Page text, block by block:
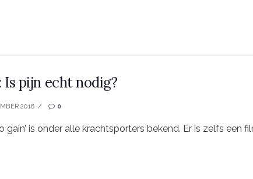
Is pijn echt nodig?
2018 0
gain’ is onder alle krachtsporters bekend. Er is zelfs een